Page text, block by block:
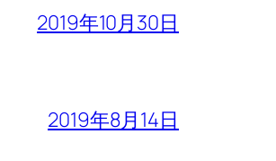
2019年10月30日
2019年8月14日